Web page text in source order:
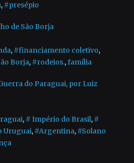
, #presépio
de São Borja
, #financiamento coletivo,
Borja, #rodeios.,família
do Paraguai, por Luiz
, # Império do Brasil, #
Uruguai, #Argentina, #Solano